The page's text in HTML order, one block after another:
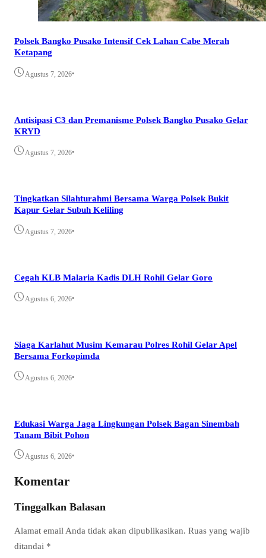
Polsek Bangko Pusako Intensif Cek Lahan Cabe Merah
Ketapang
Agustus 7, 2026•
Antisipasi C3 dan Premanisme Polsek Bangko Pusako Gelar
KRYD
Agustus 7, 2026•
Tingkatkan Silahturahmi Bersama Warga Polsek Bukit
Kapur Gelar Subuh Keliling
Agustus 7, 2026•
Cegah KLB Malaria Kadis DLH Rohil Gelar Goro
Agustus 6, 2026•
Siaga Karlahut Musim Kemarau Polres Rohil Gelar Apel
Bersama Forkopimda
Agustus 6, 2026•
Edukasi Warga Jaga Lingkungan Polsek Bagan Sinembah
Tanam Bibit Pohon
Agustus 6, 2026•
Komentar
Tinggalkan Balasan
Alamat email Anda tidak akan dipublikasikan. Ruas yang wajib
ditandai *